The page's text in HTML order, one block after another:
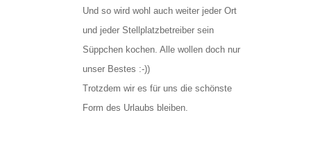
Und so wird wohl auch weiter jeder Ort
und jeder Stellplatzbetreiber sein
Süppchen kochen. Alle wollen doch nur
unser Bestes :-))
Trotzdem wir es für uns die schönste
Form des Urlaubs bleiben.